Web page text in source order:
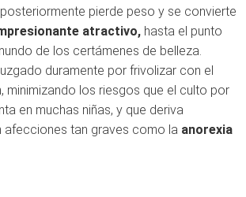
pierde peso y se convierte
atractivo, hasta el punto
de los certámenes de belleza.
duramente por frivolizar con el
minimizando los riesgos que el culto por
en muchas niñas, y que deriva
afecciones tan graves como la anorexia